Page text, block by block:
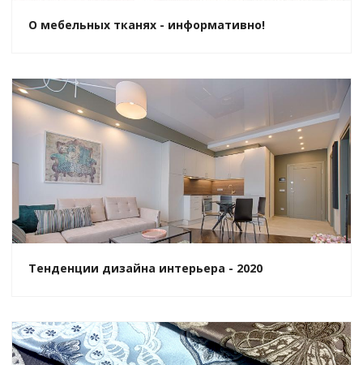
О мебельных тканях - информативно!
Тенденции дизайна интерьера - 2020